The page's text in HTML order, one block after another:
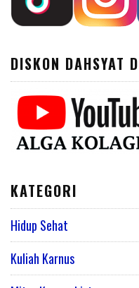
DISKON DAHSYAT
KATEGORI
Hidup Sehat
Kuliah Karnus